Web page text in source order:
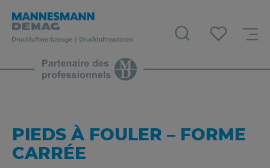
PIEDS À FOULER – FORME
CARRÉE